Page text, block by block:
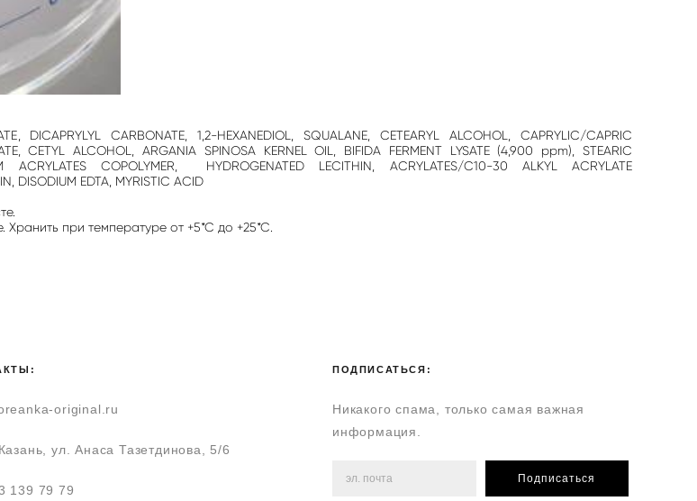
DICAPRYLYL CARBONATE, 1,2-HEXANEDIOL, SQUALANE, CETEARYL ALCOHOL, CAPRYLIC/CAPRIC
CETYL ALCOHOL, ARGANIA SPINOSA KERNEL OIL, BIFIDA FERMENT LYSATE (4,900 ppm), STEARIC
COPOLYMER, HYDROGENATED LECITHIN, ACRYLATES/C10-30 ALKYL ACRYLATE
DISODIUM EDTA, MYRISTIC ACID
при температуре от +5*С до +25*С.
original.ru
ул. Анаса Тазетдинова, 5/6
139 79 79
ПОДПИСАТЬСЯ:
Никакого спама, только самая важная
информация.
Подписаться